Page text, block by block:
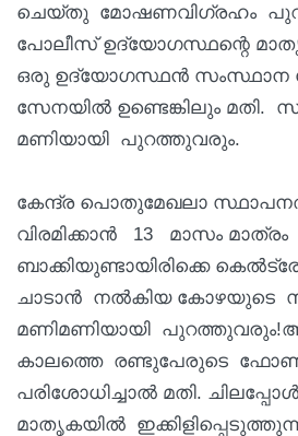
ചെയ്തു മോഷണവിഗ്രഹം
പോലീസ് ഉദ്യോഗസ്ഥന്റെ
ഒരു ഉദ്യോഗസ്ഥൻ സംസ്ഥാന
സേനയിൽ ഉണ്ടെങ്കിലും മതി.
മണിയായി പുറത്തുവരും.
കേന്ദ്ര പൊതുമേഖലാ
വിരമിക്കാൻ 13 മാസം മാത്രം
ബാക്കിയുണ്ടായിരിക്കെ
ചാടാൻ നൽകിയ കോഴയുടെ
മണിമണിയായി
കാലത്തെ രണ്ടുപേരുടെ ഫോൺ
പരിശോധിച്ചാൽ മതി.
മാതൃകയിൽ